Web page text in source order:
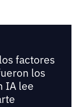
factores
los
IA lee